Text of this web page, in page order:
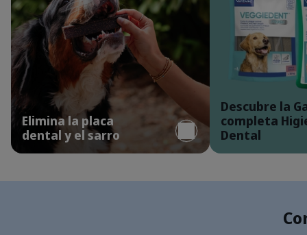
Elimina la placa
dental y el sarro
Detalles
perro-comiendo-snack-dental
Descubre la
completa
Dental